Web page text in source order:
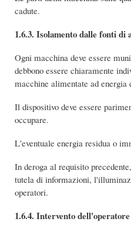
cadute.
1.6.3. Isolamento dalle fonti di
Ogni macchina deve essere
debbono essere chiaramente
macchine alimentate ad energia
Il dispositivo deve essere
occupare.
L'eventuale energia residua o
In deroga al requisito
tutela di informazioni,
operatori.
1.6.4. Intervento dell'operatore